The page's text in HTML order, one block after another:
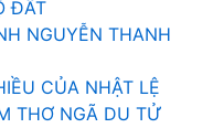
ĐẤT
NGUYỄN THANH
CỦA NHẬT LỆ
THƠ NGÃ DU TỬ